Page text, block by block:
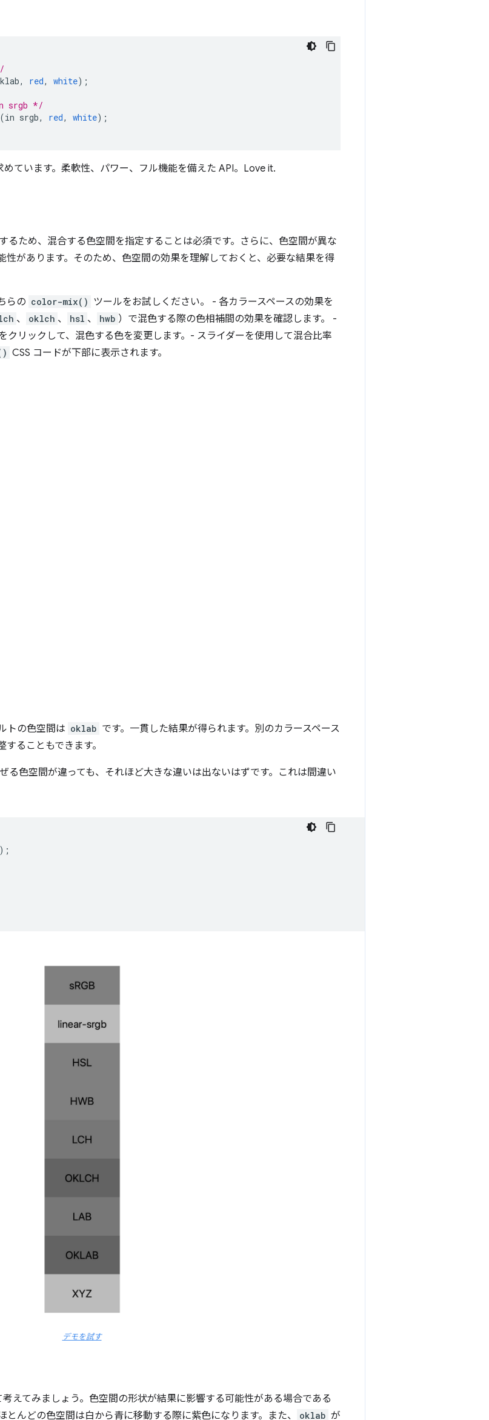
, red, white);
srgb */
(in srgb, red, white);
ています。柔軟性、パワー、フル機能を備えた API。Love it.
るため、混合する色空間を指定することは必須です。さらに、色空間が異な
性があります。そのため、色空間の効果を理解しておくと、必要な結果を得
らの color-mix() ツールをお試しください。 - 各カラースペースの効果を
、 oklch 、 hsl 、 hwb ）で混色する際の色相補間の効果を確認します。 -
クリックして、混色する色を変更します。- スライダーを使用して混合比率
CSS コードが下部に表示されます。
トの色空間は oklab です。一貫した結果が得られます。別のカラースペース
ることもできます。
る色空間が違っても、それほど大きな違いは出ないはずです。これは間違い
);
デモを試す
考えてみましょう。色空間の形状が結果に影響する可能性がある場合である
んどの色空間は白から青に移動する際に紫色になります。また、
oklab が